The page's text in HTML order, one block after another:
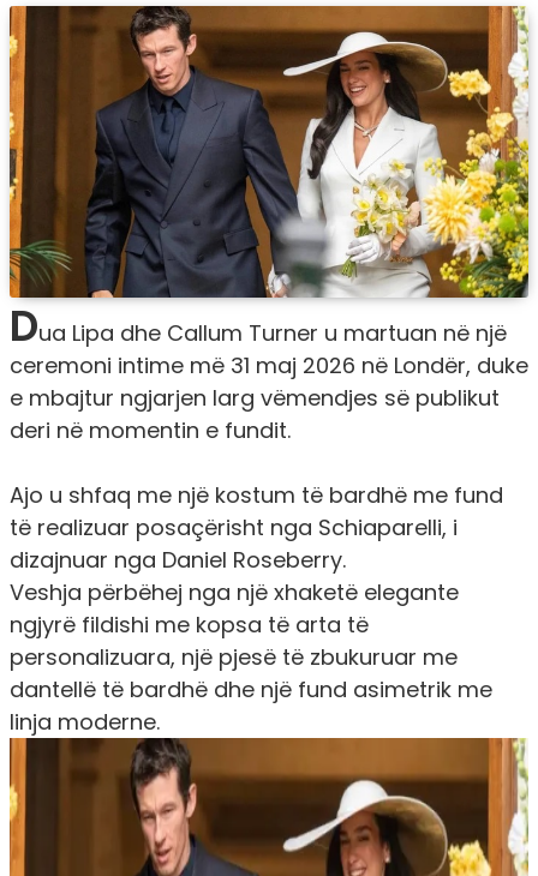
Dua Lipa dhe Callum Turner u martuan në një
ceremoni intime më 31 maj 2026 në Londër, duke
e mbajtur ngjarjen larg vëmendjes së publikut
deri në momentin e fundit.
Ajo u shfaq me një kostum të bardhë me fund
të realizuar posaçërisht nga Schiaparelli, i
dizajnuar nga Daniel Roseberry.
Veshja përbëhej nga një xhaketë elegante
ngjyrë fildishi me kopsa të arta të
personalizuara, një pjesë të zbukuruar me
dantellë të bardhë dhe një fund asimetrik me
linja moderne.